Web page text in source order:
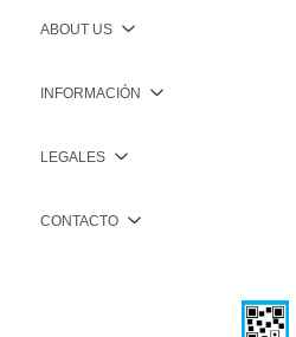
ABOUT US
INFORMACIÓN
LEGALES
CONTACTO